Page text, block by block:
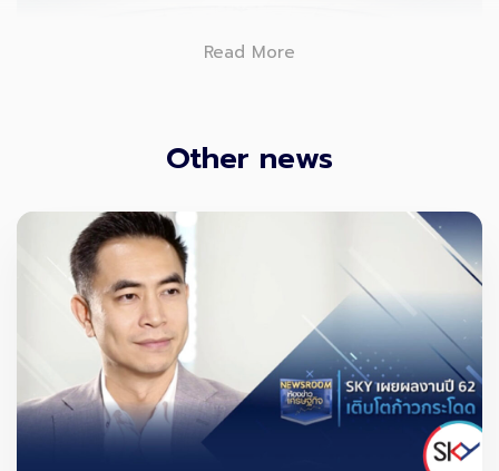
Read More
SKYICT ในฐานะผู้นำด้านเทคโนโลยีสำหรับอุตสาหกรรมการ
บินของไทยจึงไม่ได้มุ่งเน้นเพียงแค่ “การเปลี่ยนสนามบินให้
ฉลาดขึ้น” แต่ยังมองไกลถึง “การเปลี่ยนสนามบินให้ยั่งยืน
Other news